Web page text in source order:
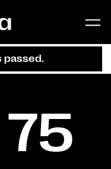
passed.